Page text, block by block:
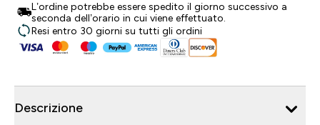
L’ordine potrebbe essere spedito il giorno successivo a
seconda dell’orario in cui viene effettuato.
Resi entro 30 giorni su tutti gli ordini
Descrizione